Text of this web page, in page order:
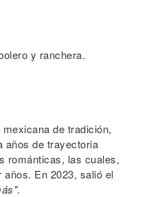
y ranchera.
de tradición,
años de trayectoria
románticas, las cuales,
En 2023, salió el
.